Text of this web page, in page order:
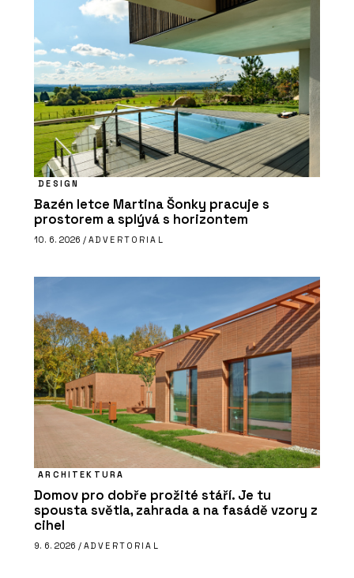
DESIGN
Bazén letce Martina Šonky pracuje s
prostorem a splývá s horizontem
10. 6. 2026 / ADVERTORIAL
ARCHITEKTURA
Domov pro dobře prožité stáří. Je tu
spousta světla, zahrada a na fasádě vzory z
cihel
9. 6. 2026 / ADVERTORIAL